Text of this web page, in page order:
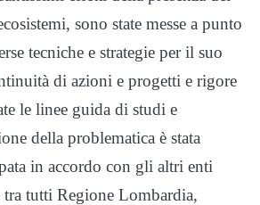
sono state messe a punto
tecniche e strategie per il suo
di azioni e progetti e rigore
le linee guida di studi e
della problematica è stata
in accordo con gli altri enti
tutti Regione Lombardia,